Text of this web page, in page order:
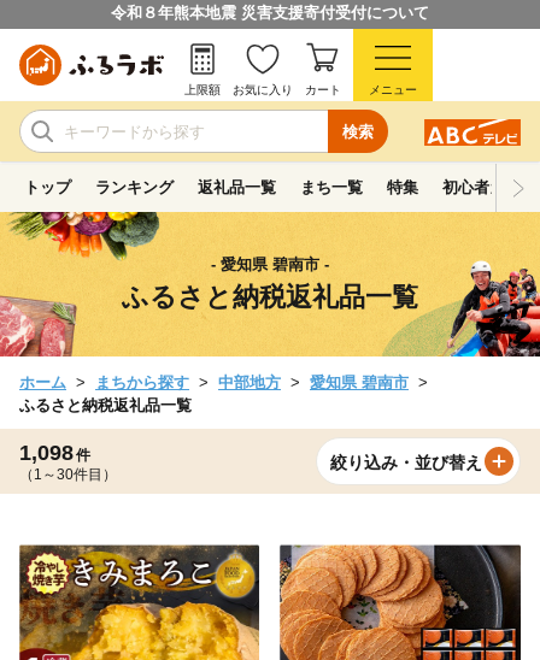
令和８年熊本地震 災害支援寄付受付について
検索
上限額 お気に入り カート メニュー
トップ ランキング 返礼品一覧 まち一覧 特集 初心者ガイド
- 愛知県 碧南市 -
ふるさと納税返礼品一覧
ホーム まちから探す 中部地方
愛知県 碧南市
ふるさと納税返礼品一覧
1,098件
（1～30件目）
絞り込み・並び替え